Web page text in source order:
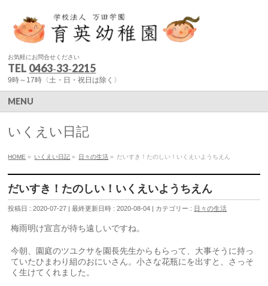
お気軽にお問合せください
TEL 0463‐33‐2215
9時～17時〈土・日・祝日は除く〉
MENU
いくえい日記
HOME » いくえい日記 » 日々の生活 » だいすき！たのしい！いくえいようちえん
だいすき！たのしい！いくえいようちえん
投稿日 : 2020-07-27 最終更新日時 : 2020-08-04 カテゴリー : 日々の生活
梅雨明け宣言が待ち遠しいですね。
今朝、園庭のツユクサを園長先生からもらって、大事そうに持っ
ていたひまわり組のおにいさん。小さな花瓶にを出すと、さっそ
く生けてくれました。